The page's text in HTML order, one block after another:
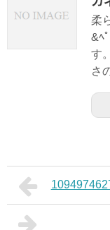
柔
&ﾍ
す
さ